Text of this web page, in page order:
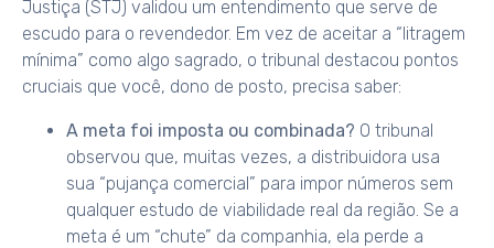
Justiça (STJ) validou um entendimento que serve de
escudo para o revendedor. Em vez de aceitar a “litragem
mínima” como algo sagrado, o tribunal destacou pontos
cruciais que você, dono de posto, precisa saber:
A meta foi imposta ou combinada? O tribunal
observou que, muitas vezes, a distribuidora usa
sua “pujança comercial” para impor números sem
qualquer estudo de viabilidade real da região. Se a
meta é um “chute” da companhia, ela perde a